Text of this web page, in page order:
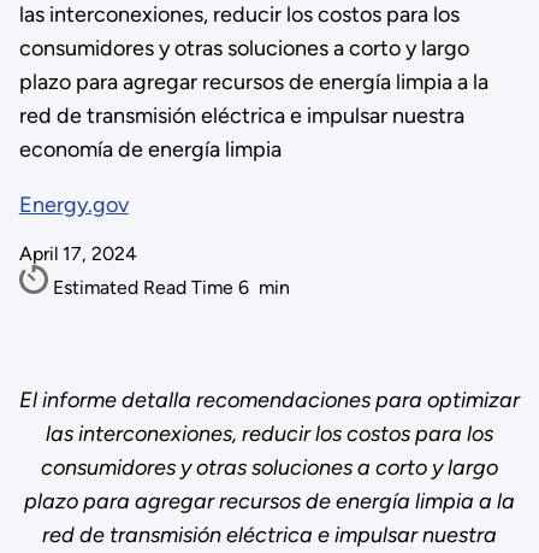
las interconexiones, reducir los costos para los
consumidores y otras soluciones a corto y largo
plazo para agregar recursos de energía limpia a la
red de transmisión eléctrica e impulsar nuestra
economía de energía limpia
Energy.gov
April 17, 2024
Estimated Read Time 6 min
El informe detalla recomendaciones para optimizar
las interconexiones, reducir los costos para los
consumidores y otras soluciones a corto y largo
plazo para agregar recursos de energía limpia a la
red de transmisión eléctrica e impulsar nuestra